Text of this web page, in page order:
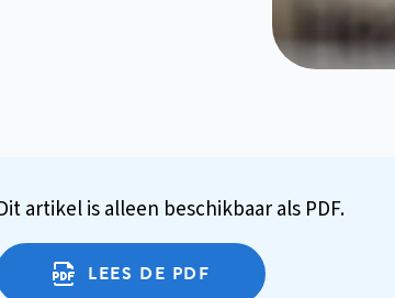
artikel is alleen beschikbaar als PDF.
LEES DE PDF